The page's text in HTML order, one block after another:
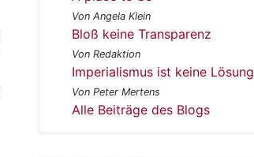
Von Angela Klein
Bloß keine Transparenz
Von Redaktion
Imperialismus ist keine Lösung
Von Peter Mertens
Alle Beiträge des Blogs